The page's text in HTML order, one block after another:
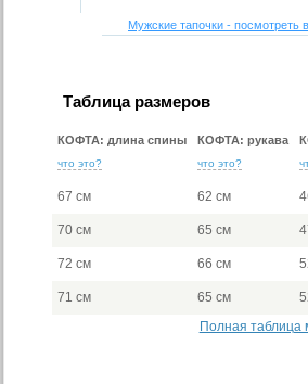
Мужские тапочки - посмотреть
Таблица размеров
КОФТА: длина спины
что это?
КОФТА: рукава
что это?
67 см 62 см
70 см 65 см
72 см 66 см
71 см 65 см
Полная таблица